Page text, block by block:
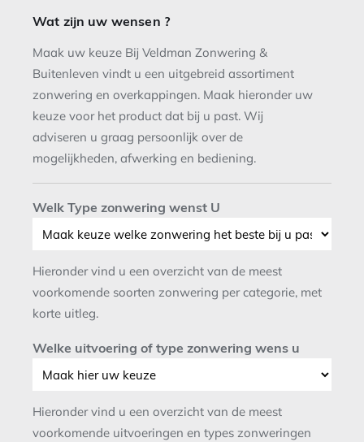
Wat zijn uw wensen ?
Maak uw keuze Bij Veldman Zonwering &
Buitenleven vindt u een uitgebreid assortiment
zonwering en overkappingen. Maak hieronder uw
keuze voor het product dat bij u past. Wij
adviseren u graag persoonlijk over de
mogelijkheden, afwerking en bediening.
Welk Type zonwering wenst U
Hieronder vind u een overzicht van de meest
voorkomende soorten zonwering per categorie, met
korte uitleg.
Welke uitvoering of type zonwering wens u
Hieronder vind u een overzicht van de meest
voorkomende uitvoeringen en types zonweringen